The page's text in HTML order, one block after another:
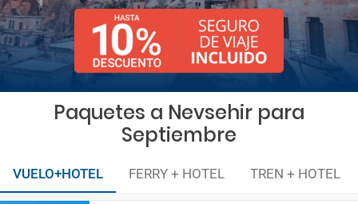
Paquetes a Nevsehir para
Septiembre
VUELO+HOTEL FERRY + HOTEL TREN + HOTEL